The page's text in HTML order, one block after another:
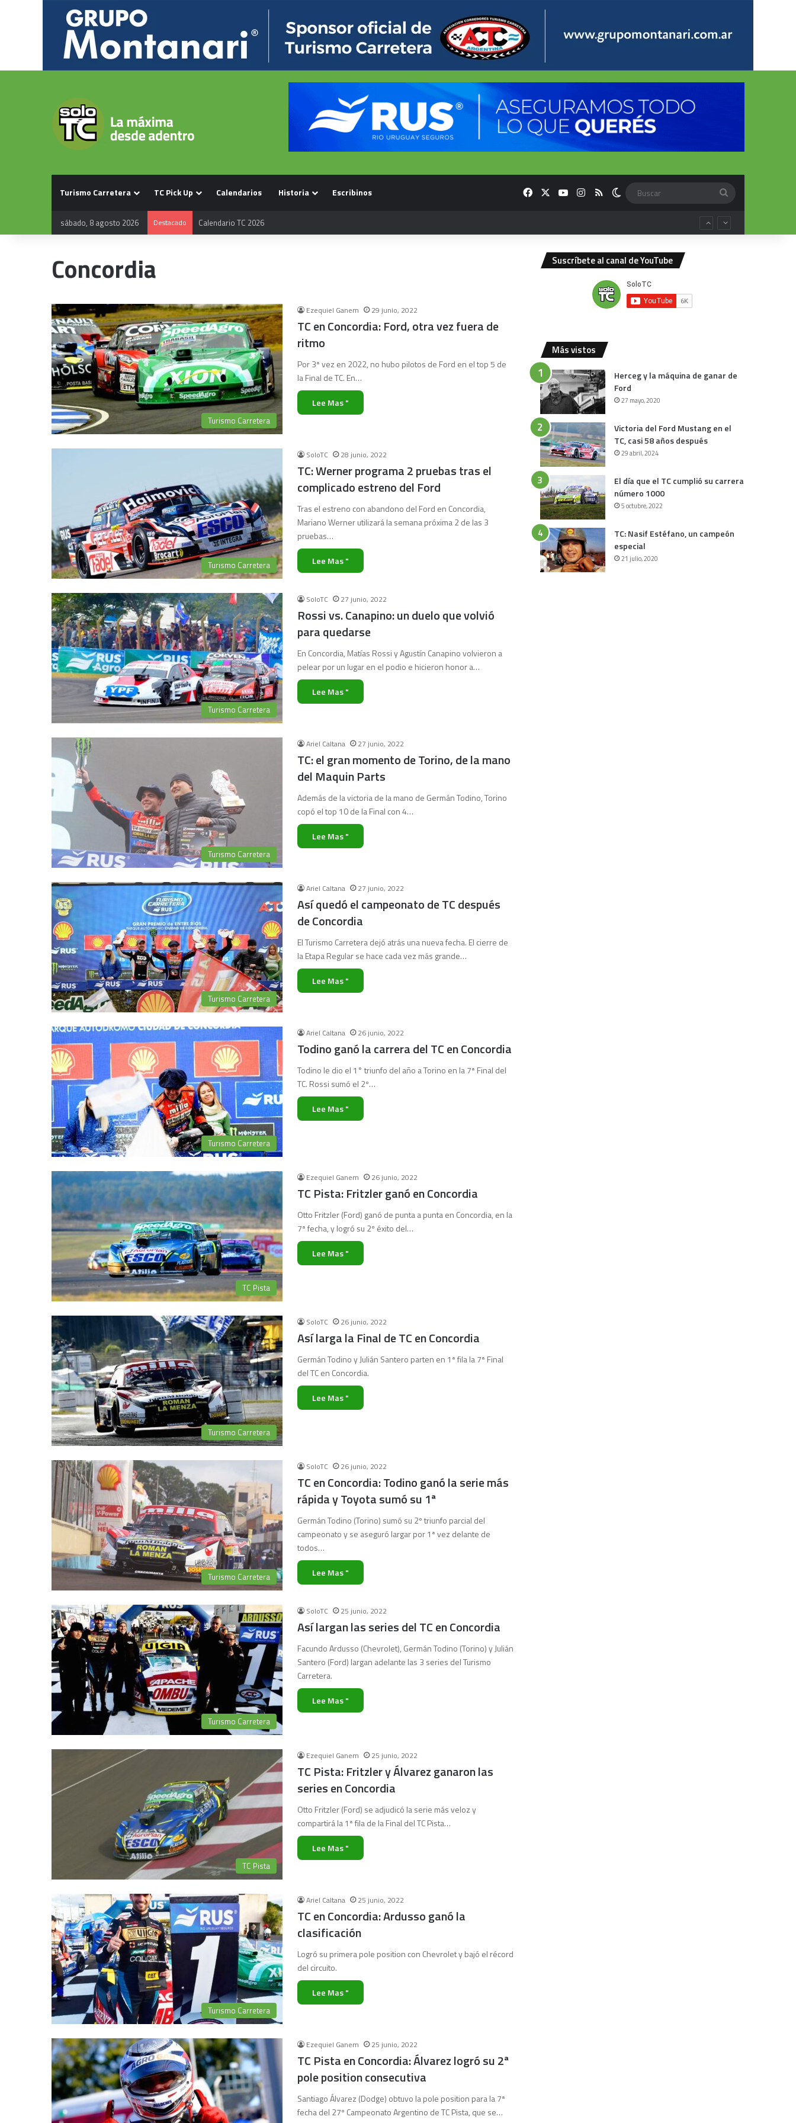
Turismo Carretera TC Pick Up Calendarios Historia Escribinos FacebookYouTubeInstagram
RSS Switch skin
sábado, 8 agosto 2026 Destacado Calendario TC 2026
Concordia
Turismo Carretera
Ezequiel Ganem 29 junio, 2022
TC en Concordia: Ford, otra vez fuera de
ritmo
Por 3ª vez en 2022, no hubo pilotos de Ford en el top 5 de
la Final de TC. En…
Lee Mas "
Turismo Carretera
SoloTC 28 junio, 2022
TC: Werner programa 2 pruebas tras el
complicado estreno del Ford
Tras el estreno con abandono del Ford en Concordia,
Mariano Werner utilizará la semana próxima 2 de las 3
pruebas…
Lee Mas "
Turismo Carretera
SoloTC 27 junio, 2022
Rossi vs. Canapino: un duelo que volvió
para quedarse
En Concordia, Matías Rossi y Agustín Canapino volvieron a
pelear por un lugar en el podio e hicieron honor a…
Lee Mas "
Turismo Carretera
Ariel Caltana 27 junio, 2022
TC: el gran momento de Torino, de la mano
del Maquin Parts
Además de la victoria de la mano de Germán Todino, Torino
copó el top 10 de la Final con 4…
Lee Mas "
Turismo Carretera
Ariel Caltana 27 junio, 2022
Así quedó el campeonato de TC después
de Concordia
El Turismo Carretera dejó atrás una nueva fecha. El cierre de
la Etapa Regular se hace cada vez más grande…
Lee Mas "
Turismo Carretera
Ariel Caltana 26 junio, 2022
Todino ganó la carrera del TC en Concordia
Todino le dio el 1° triunfo del año a Torino en la 7ª Final del
TC. Rossi sumó el 2º…
Lee Mas "
TC Pista
Ezequiel Ganem 26 junio, 2022
TC Pista: Fritzler ganó en Concordia
Otto Fritzler (Ford) ganó de punta a punta en Concordia, en la
7ª fecha, y logró su 2º éxito del…
Lee Mas "
Turismo Carretera
SoloTC 26 junio, 2022
Así larga la Final de TC en Concordia
Germán Todino y Julián Santero parten en 1ª fila la 7ª Final
del TC en Concordia.
Lee Mas "
Turismo Carretera
SoloTC 26 junio, 2022
TC en Concordia: Todino ganó la serie más
rápida y Toyota sumó su 1ª
Germán Todino (Torino) sumó su 2º triunfo parcial del
campeonato y se aseguró largar por 1ª vez delante de
todos…
Lee Mas "
Turismo Carretera
SoloTC 25 junio, 2022
Así largan las series del TC en Concordia
Facundo Ardusso (Chevrolet), Germán Todino (Torino) y Julián
Santero (Ford) largan adelante las 3 series del Turismo
Carretera.
Lee Mas "
TC Pista
Ezequiel Ganem 25 junio, 2022
TC Pista: Fritzler y Álvarez ganaron las
series en Concordia
Otto Fritzler (Ford) se adjudicó la serie más veloz y
compartirá la 1ª fila de la Final del TC Pista…
Lee Mas "
Turismo Carretera
Ariel Caltana 25 junio, 2022
TC en Concordia: Ardusso ganó la
clasificación
Logró su primera pole position con Chevrolet y bajó el récord
del circuito.
Lee Mas "
Ezequiel Ganem 25 junio, 2022
TC Pista en Concordia: Álvarez logró su 2ª
pole position consecutiva
Santiago Álvarez (Dodge) obtuvo la pole position para la 7ª
fecha del 27º Campeonato Argentino de TC Pista, que se…
Suscríbete al canal de YouTube
Más vistos
Herceg y la máquina de ganar de
Ford
27 mayo, 2020
Victoria del Ford Mustang en el
TC, casi 58 años después
29 abril, 2024
El día que el TC cumplió su carrera
número 1000
5 octubre, 2022
TC: Nasif Estéfano, un campeón
especial
21 julio, 2020